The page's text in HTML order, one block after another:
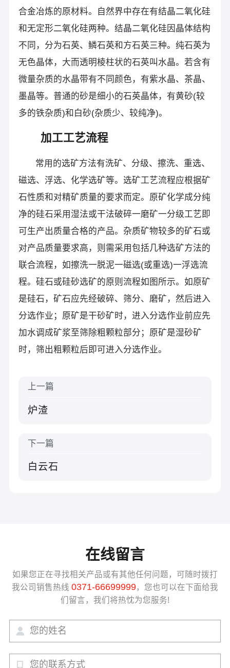
合金冶炼的原材料。自然界中存在有结晶二氧化硅
和无定形二氧化硅两种。结晶二氧化硅因晶体结构
不同，分为石英、鳞石英和方石英三种。纯石英为
无色晶体，大而透明棱柱状的石英叫水晶。若含有
微量杂质的水晶带有不同颜色，有紫水晶、茶晶、
墨晶等。普通的砂是细小的石英晶体，有黄砂(较
多的铁杂质)和白砂(杂质少、较纯净)。
加工工艺流程
常用的选矿方法有洗矿、分级、擦洗、重选、
磁选、浮选、化学选矿等。选矿工艺流程应根据矿
石性质和对精矿质量的要求而定。原矿化学成分纯
净的硅石采用湿法或干法破碎一磨矿一分级工艺即
可生产出质量合格的产品。杂质矿物较多的矿石或
对产品质量要求高，则需采用包括几种选矿方法的
联合流程，如擦洗一脱泥一磁选(或重选)一浮选流
程。硅石或硅砂选矿的原则流程如图所示。如原矿
是硅石，矿石应先经破碎、筛分、磨矿，然后进入
分选作业；原矿是干砂矿时，进入分选作业前应先
加水调成矿浆至筛除粗颗粒部分；原矿是湿砂矿
时，筛出粗颗粒后即可进入分选作业。
上一篇
炉渣
下一篇
白云石
在线留言
如果您正在寻找相关产品或有其他任何问题，可随时拨打
我公司销售热线 0371-66699999，您也可以在下面给我
们留言，我们将热忱为您服务!